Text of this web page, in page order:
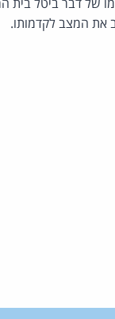
את המצב לקדמותו.